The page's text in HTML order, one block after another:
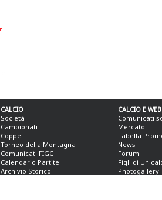
CALCIO
Società
Campionati
Coppe
Torneo della Montagna
Comunicati FIGC
Calendario Partite
Archivio Storico
CALCIO E WEB
Comunicati
Mercato
Tabella
News
Forum
Figli di Un
Photogallery